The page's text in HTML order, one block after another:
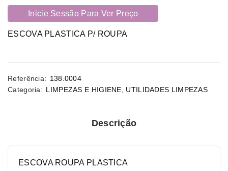
Inicie Sessão Para Ver Preço
ESCOVA PLASTICA P/ ROUPA
Referência: 138.0004
Categoria: LIMPEZAS E HIGIENE UTILIDADES LIMPEZAS
Descrição
ESCOVA ROUPA PLASTICA